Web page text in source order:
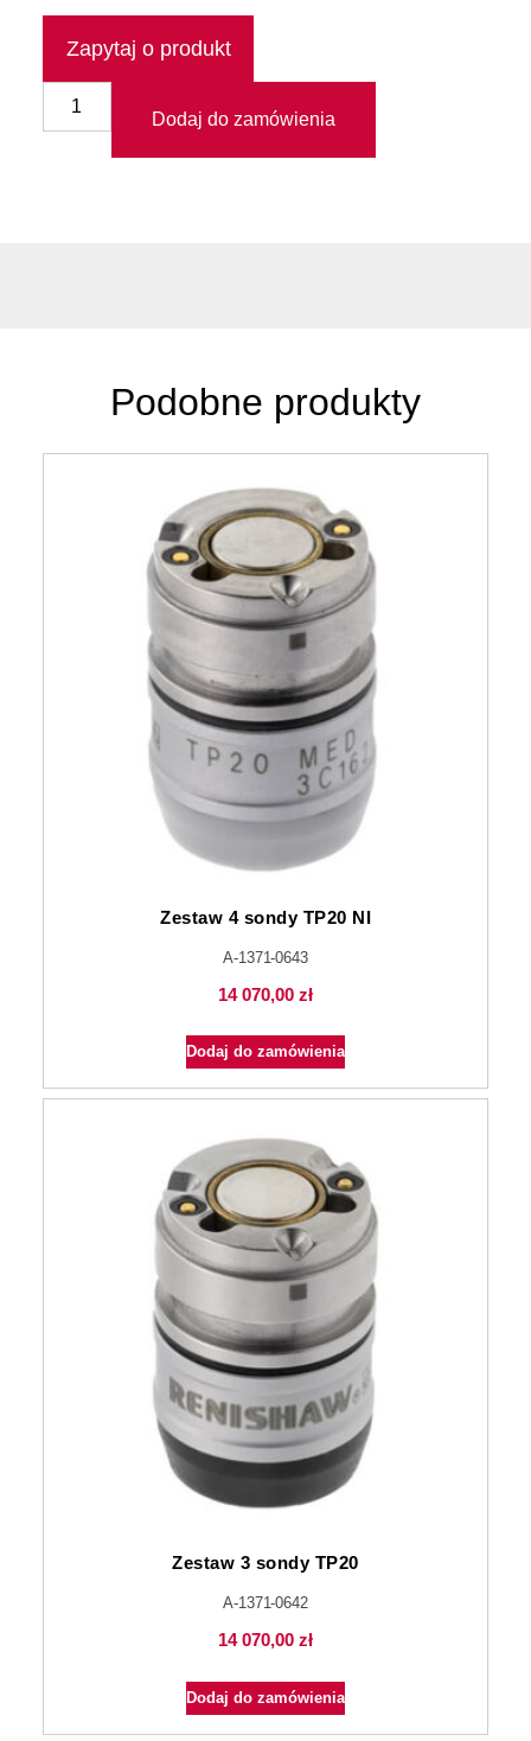
Zapytaj o produkt
Dodaj do zamówienia
Podobne produkty
Zestaw 4 sondy TP20 NI
A-1371-0643
14 070,00 zł
Dodaj do zamówienia
Zestaw 3 sondy TP20
A-1371-0642
14 070,00 zł
Dodaj do zamówienia